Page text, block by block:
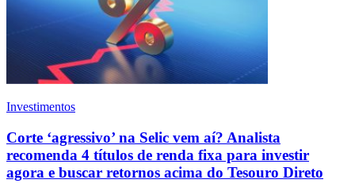
Investimentos
Corte ‘agressivo’ na Selic vem aí? Analista
recomenda 4 títulos de renda fixa para investir
agora e buscar retornos acima do Tesouro Direto